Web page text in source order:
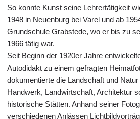
So konnte Kunst seine Lehrertätigkeit
1948 in Neuenburg bei Varel und ab
Grundschule Grabstede, wo er bis zu
1966 tätig war.
Seit Beginn der 1920er Jahre
Autodidakt zu einem gefragten
dokumentierte die Landschaft und
Handwerk, Landwirtschaft, Architektur
historische Stätten. Anhand seiner
verschiedenen Anlässen